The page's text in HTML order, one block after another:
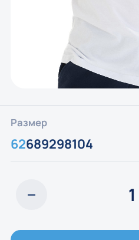
Размер
62689298104